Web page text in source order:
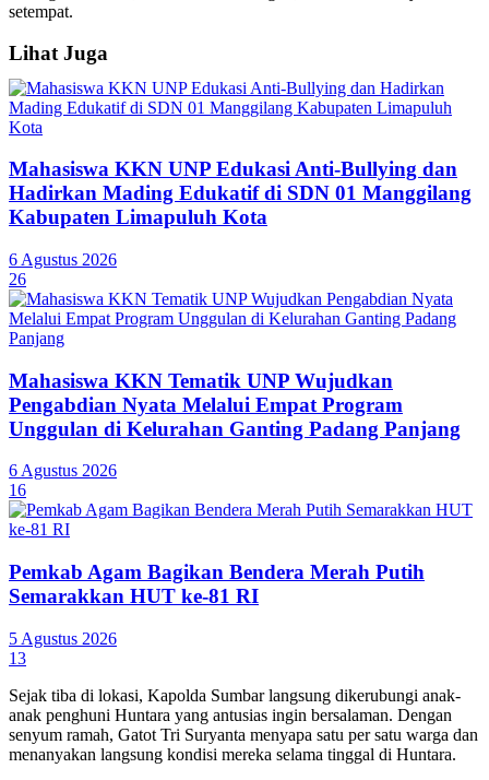
setempat.
Lihat Juga
Mahasiswa KKN UNP Edukasi Anti-Bullying dan
Hadirkan Mading Edukatif di SDN 01 Manggilang
Kabupaten Limapuluh Kota
6 Agustus 2026
26
Mahasiswa KKN Tematik UNP Wujudkan
Pengabdian Nyata Melalui Empat Program
Unggulan di Kelurahan Ganting Padang Panjang
6 Agustus 2026
16
Pemkab Agam Bagikan Bendera Merah Putih
Semarakkan HUT ke-81 RI
5 Agustus 2026
13
‎Sejak tiba di lokasi, Kapolda Sumbar langsung dikerubungi anak-
anak penghuni Huntara yang antusias ingin bersalaman. Dengan
senyum ramah, Gatot Tri Suryanta menyapa satu per satu warga dan
menanyakan langsung kondisi mereka selama tinggal di Huntara.